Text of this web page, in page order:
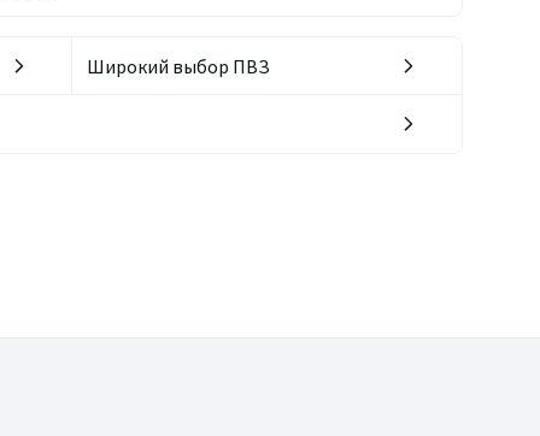
Широкий выбор ПВЗ